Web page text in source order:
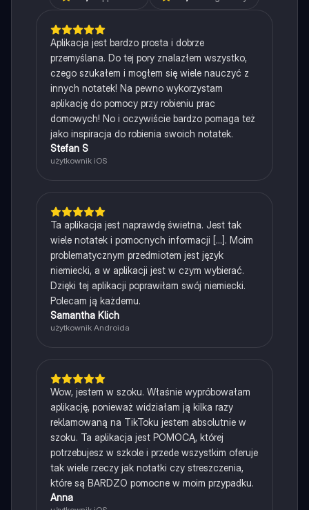
Aplikacja jest bardzo prosta i dobrze
przemyślana. Do tej pory znalazłem wszystko,
czego szukałem i mogłem się wiele nauczyć z
innych notatek! Na pewno wykorzystam
aplikację do pomocy przy robieniu prac
domowych! No i oczywiście bardzo pomaga też
jako inspiracja do robienia swoich notatek.
Stefan S
użytkownik iOS
Ta aplikacja jest naprawdę świetna. Jest tak
wiele notatek i pomocnych informacji [...]. Moim
problematycznym przedmiotem jest język
niemiecki, a w aplikacji jest w czym wybierać.
Dzięki tej aplikacji poprawiłam swój niemiecki.
Polecam ją każdemu.
Samantha Klich
użytkownik Androida
Wow, jestem w szoku. Właśnie wypróbowałam
aplikację, ponieważ widziałam ją kilka razy
reklamowaną na TikToku jestem absolutnie w
szoku. Ta aplikacja jest POMOCĄ, której
potrzebujesz w szkole i przede wszystkim oferuje
tak wiele rzeczy jak notatki czy streszczenia,
które są BARDZO pomocne w moim przypadku.
Anna